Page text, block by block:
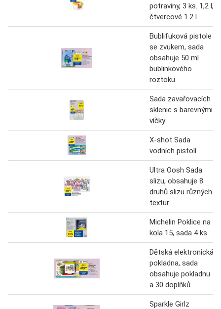
potraviny, 3 ks. 1,2 l,
čtvercové 1.2 l
Bublifuková pistole
se zvukem, sada
obsahuje 50 ml
bublinkového
roztoku
Sada zavařovacích
sklenic s barevnými
víčky
X-shot Sada
vodních pistolí
Ultra Oosh Sada
slizu, obsahuje 8
druhů slizu různých
textur
Michelin Poklice na
kola 15, sada 4 ks
Dětská elektronická
pokladna, sada
obsahuje pokladnu
a 30 doplňků
Sparkle Girlz